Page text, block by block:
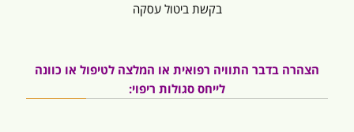
בקשת ביטול עסקה
הצהרה בדבר התוויה רפואית או המלצה לטיפול או כוונה
לייחס סגולות ריפוי: